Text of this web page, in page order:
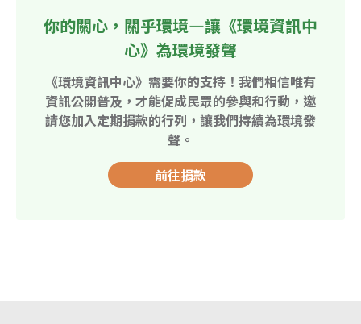
你的關心，關乎環境—讓《環境資訊中
心》為環境發聲
《環境資訊中心》需要你的支持！我們相信唯有
資訊公開普及，才能促成民眾的參與和行動，邀
請您加入定期捐款的行列，讓我們持續為環境發
聲。
前往捐款